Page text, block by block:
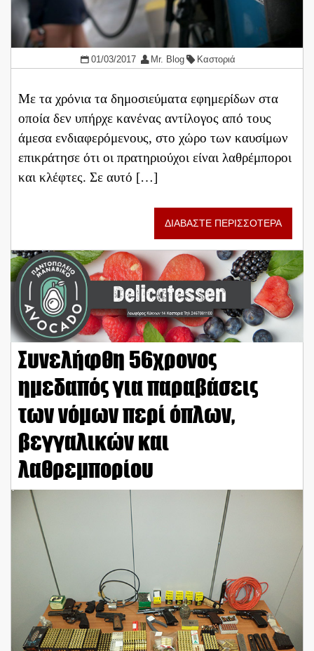
01/03/2017 Mr. Blog Καστοριά
Με τα χρόνια τα δημοσιεύματα εφημερίδων στα
οποία δεν υπήρχε κανένας αντίλογος από τους
άμεσα ενδιαφερόμενους, στο χώρο των καυσίμων
επικράτησε ότι οι πρατηριούχοι είναι λαθρέμποροι
και κλέφτες. Σε αυτό […]
ΔΙΑΒΑΣΤΕ ΠΕΡΙΣΣΟΤΕΡΑ
Συνελήφθη 56χρονος
ημεδαπός για παραβάσεις
των νόμων περί όπλων,
βεγγαλικών και
λαθρεμπορίου